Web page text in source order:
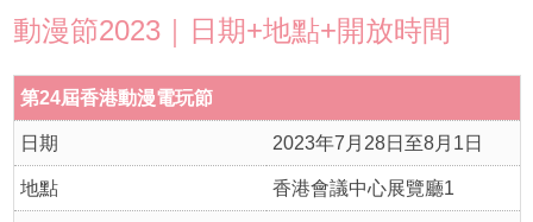
動漫節2023｜日期+地點+開放時間
第24屆香港動漫電玩節
日期 2023年7月28日至8月1日
地點 香港會議中心展覽廳1